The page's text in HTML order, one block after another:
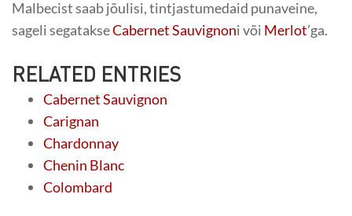
Malbecist saab jõulisi, tintjastumedaid punaveine,
sageli segatakseCabernet Sauvignoni või Merlot’ga.
RELATED ENTRIES
Cabernet Sauvignon
Carignan
Chardonnay
Chenin Blanc
Colombard